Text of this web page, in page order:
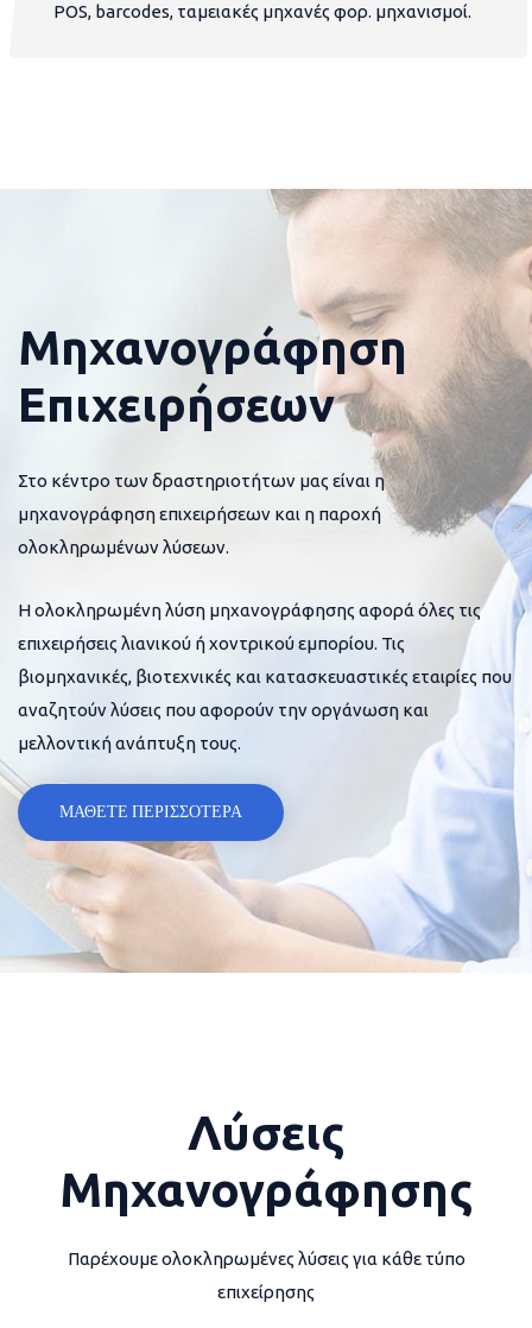
POS, barcodes, ταμειακές μηχανές φορ. μηχανισμοί.
Μηχανογράφηση
Επιχειρήσεων
Στο κέντρο των δραστηριοτήτων μας είναι η
μηχανογράφηση επιχειρήσεων και η παροχή
ολοκληρωμένων λύσεων.
Η ολοκληρωμένη λύση μηχανογράφησης αφορά όλες τις
επιχειρήσεις λιανικού ή χοντρικού εμπορίου. Τις
βιομηχανικές, βιοτεχνικές και κατασκευαστικές εταιρίες που
αναζητούν λύσεις που αφορούν την οργάνωση και
μελλοντική ανάπτυξη τους.
ΜΑΘΕΤΕ ΠΕΡΙΣΣΟΤΕΡΑ
Λύσεις
Μηχανογράφησης
Παρέχουμε ολοκληρωμένες λύσεις για κάθε τύπο
επιχείρησης